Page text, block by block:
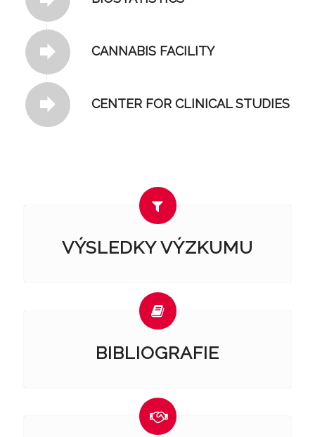
CANNABIS FACILITY
CENTER FOR CLINICAL STUDIES
VÝSLEDKY VÝZKUMU
BIBLIOGRAFIE